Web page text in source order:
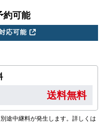
約可能
応可能
送料無料
途中継料が発生します。詳しくは